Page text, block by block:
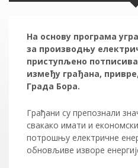
На основу програма
за производњу
приступљено
између грађана,
Града Бора.
Грађани су препознали
свакако имати и
потрошњу електричне
обновљиве изворе